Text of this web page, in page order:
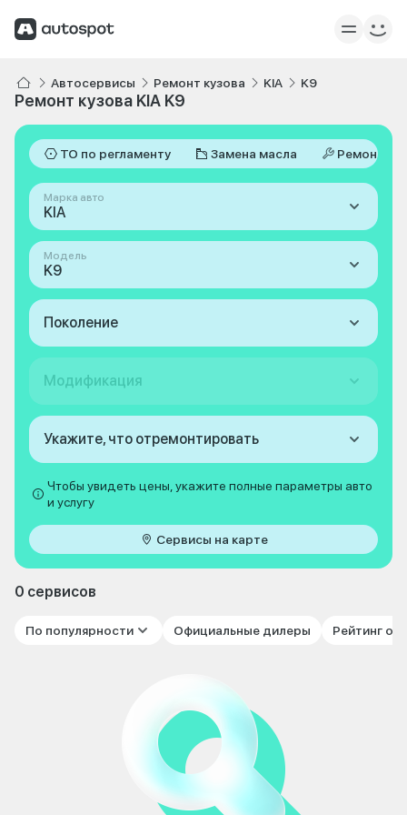
Автосервисы Ремонт кузова KIA K9
Ремонт кузова KIA K9
ТО по регламенту Замена масла Ремонт
Марка авто
KIA
Модель
K9
Поколение
Модификация
Укажите, что отремонтировать
Чтобы увидеть цены, укажите полные параметры авто
и услугу
Сервисы на карте
0 сервисов
По популярности Официальные дилеры Рейтинг